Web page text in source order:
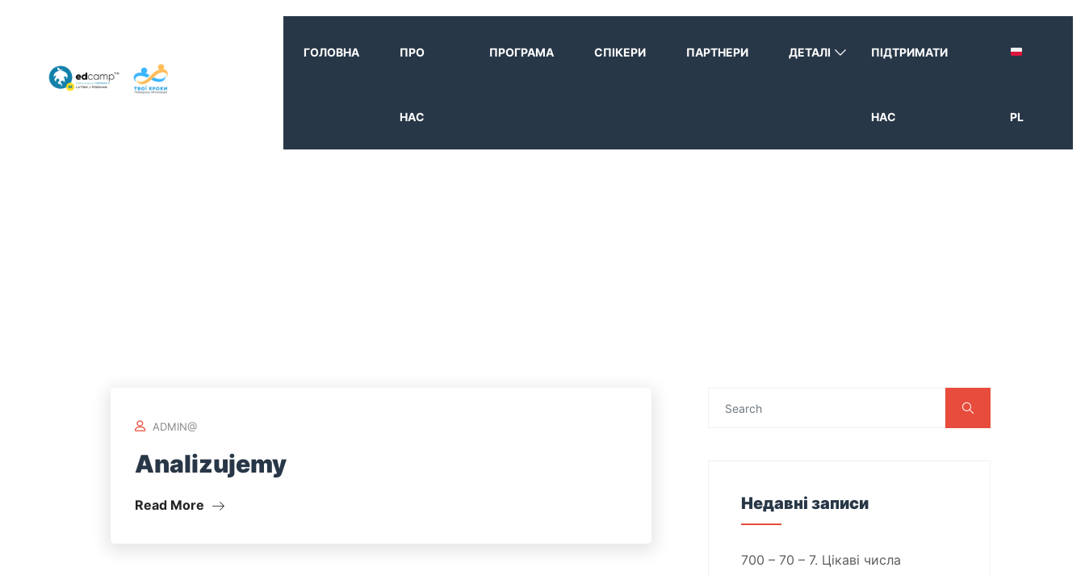
ГОЛОВНА ПРО
НАС
ПРОГРАМА СПІКЕРИ ПАРТНЕРИ ДЕТАЛІ ПІДТРИМАТИ
НАС PL
ADMIN@
Analizujemy
Read More Недавні записи
700 – 70 – 7. Цікаві числа